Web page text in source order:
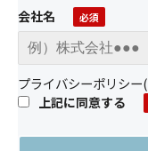
会社名
プライバシーポリシー(
上記に同意する